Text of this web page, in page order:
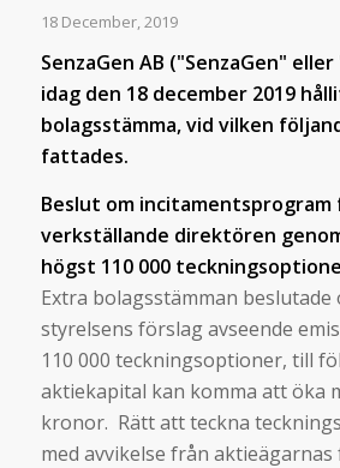
18 December, 2019
SenzaGen AB ("SenzaGen"
idag den 18 december 2019
bolagsstämma, vid vilken
fattades.
Beslut om incitamentsprogram
verkställande direktören
högst 110 000
Extra bolagsstämman
styrelsens förslag avseende
110 000 teckningsoptioner, till
aktiekapital kan komma att öka
kronor. Rätt att teckna
med avvikelse från